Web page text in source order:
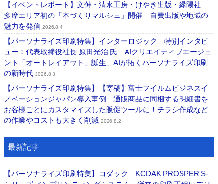
【イベントレポート】文伸・清水工房・けやき出版・緑陽社
多摩エリア初の「本づくりマルシェ」開催 自費出版や地域の
魅力を発信 2026.8.4
【パーソナライズ印刷特集】インターロジック 特別インタビ
ュー：代表取締役社長 原田光治 氏 AIクリエイティブエージェ
ント「オートレイアウト」誕生、AIが拓くパーソナライズ印刷
の新時代 2026.8.3
【パーソナライズ印刷特集】【寄稿】富士フイルムビジネスイ
ノベーションジャパン導入事例 通販商品に同梱する明細書を
お客様ごとにカスタマイズした販促ツールに！チラシ作成など
の作業やコストも大きく削減 2026.8.2
最新記事
【パーソナライズ印刷特集】コダック KODAK PROSPER S-